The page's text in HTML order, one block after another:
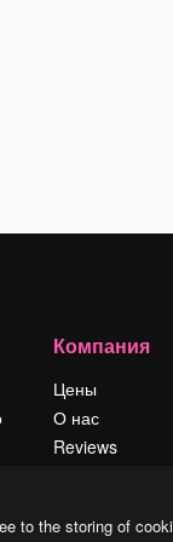
Компания
Цены
О нас
Reviews
Блог
to the storing of